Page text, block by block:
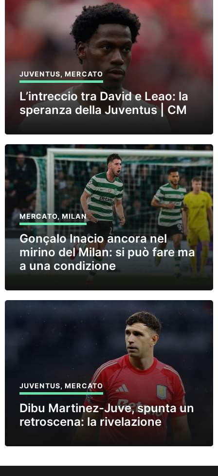
JUVENTUS,MERCATO
L’intreccio tra David e Leao: la
speranza della Juventus | CM
MERCATO,MILAN
Gonçalo Inacio ancora nel
mirino del Milan: si può fare ma
a una condizione
JUVENTUS,MERCATO
Dibu Martinez-Juve, spunta un
retroscena: la rivelazione